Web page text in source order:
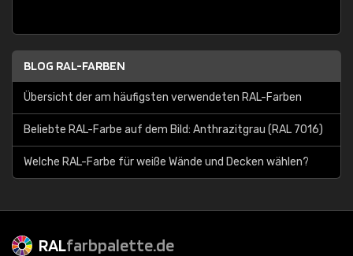
BLOG RAL-FARBEN
Übersicht der am häufigsten verwendeten RAL-Farben
Beliebte RAL-Farbe auf dem Bild: Anthrazitgrau (RAL 7016)
Welche RAL-Farbe für weiße Wände und Decken wählen?
RALfarbpalette.de